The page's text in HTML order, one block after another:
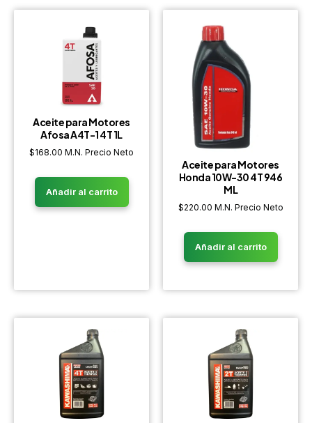
Aceite para Motores
Afosa A4T-1 4T 1L
$168.00 M.N. Precio Neto
Añadir al carrito
Aceite para Motores
Honda 10W-30 4T 946
ML
$220.00 M.N. Precio Neto
Añadir al carrito